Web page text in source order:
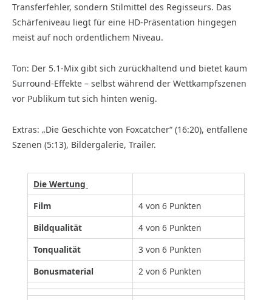
Transferfehler, sondern Stilmittel des Regisseurs. Das
Schärfeniveau liegt für eine HD-Präsen­tation hingegen
meist auf noch ordent­lichem Niveau.
Ton: Der 5.1-Mix gibt sich zurückhaltend und bietet kaum
Surround-Effekte – selbst während der Wettkampfszenen
vor Publikum tut sich hinten wenig.
Extras: „Die Geschichte von Foxcatcher“ (16:20), entfallene
Szenen (5:13), Bildergalerie, Trailer.
Die Wertung
Film
4 von 6 Punkten
Bildqualität
4 von 6 Punkten
Tonqualität
3 von 6 Punkten
Bonusmaterial
2 von 6 Punkten